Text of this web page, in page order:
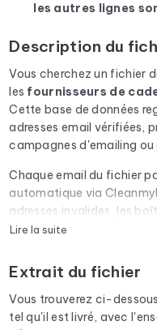
les autres lignes
Description du
Vous cherchez un fichier
les fournisseurs de
Cette base de données
adresses email vérifiées,
campagnes d'emailing ou
Chaque email du fichier
automatique via
adresses invalides, les
sont retirés. Résultat : un
Le fichier ne se limite pas
vous disposez de
téléphone fixe et mobile
Lire la suite
Extrait du fichier
Vous trouverez ci-
tel qu'il est livré, avec